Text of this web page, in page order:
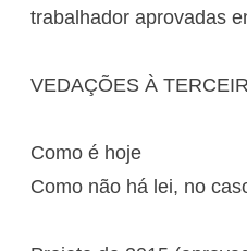
trabalhador aprovadas
VEDAÇÕES À
Como é hoje
Como não há lei, no